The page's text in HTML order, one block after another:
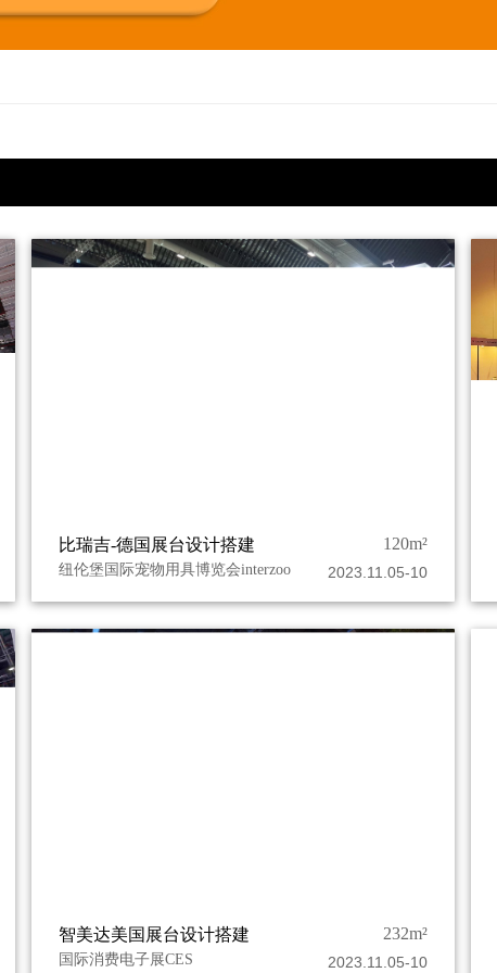
比瑞吉-德国展台设计搭建 120m²
纽伦堡国际宠物用具博览会interzoo 2023.11.05-10
智美达美国展台设计搭建 232m²
国际消费电子展CES 2023.11.05-10